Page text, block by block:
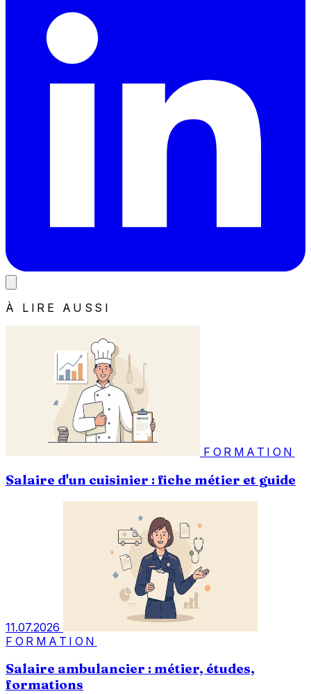
À LIRE AUSSI
FORMATION
Salaire d'un cuisinier : fiche métier et guide
11.07.2026
FORMATION
Salaire ambulancier : métier, études,
formations